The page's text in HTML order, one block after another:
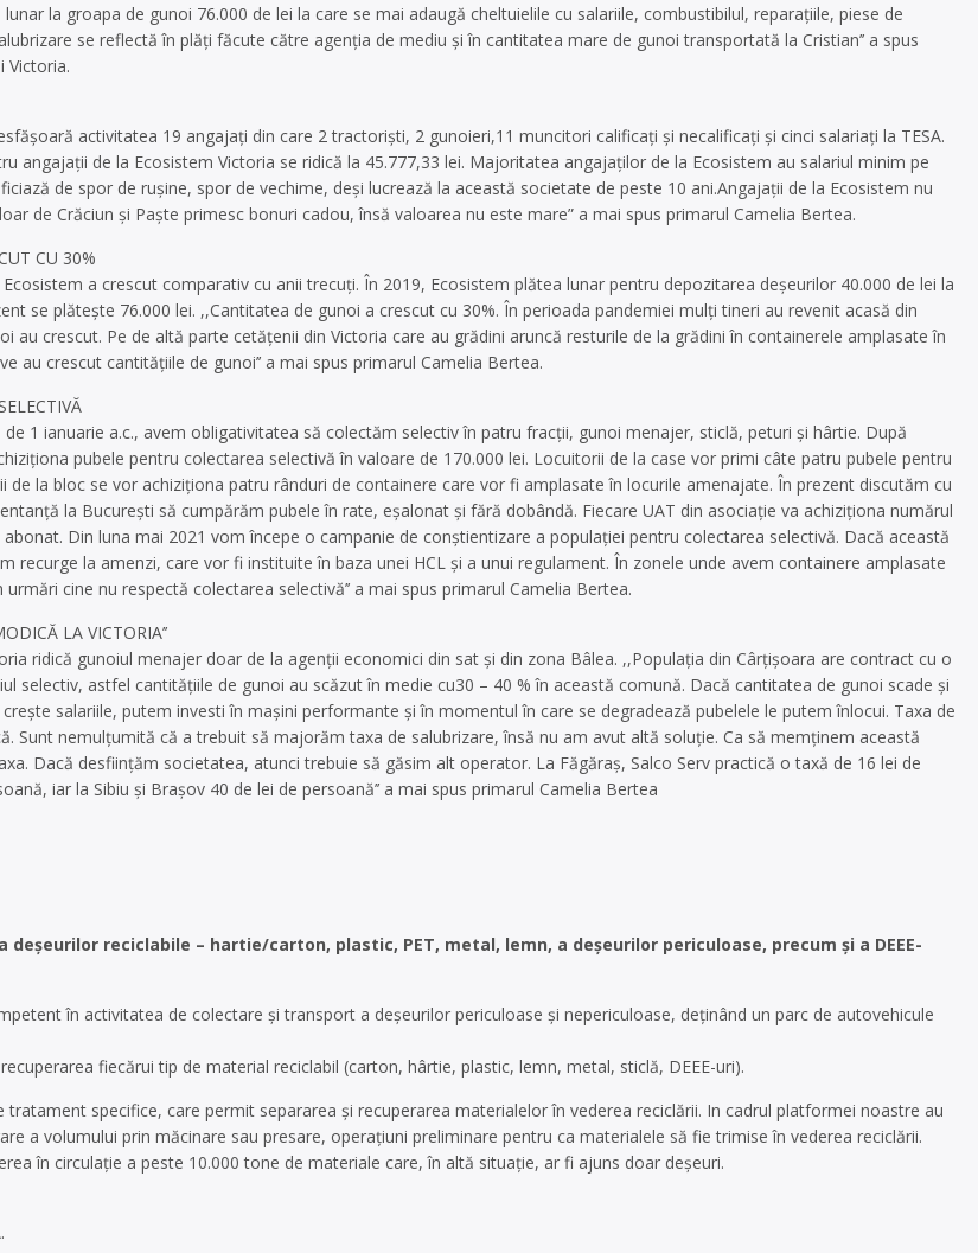
la groapa de gunoi 76.000 de lei la care se mai adaugă cheltuielile cu salariile, combustibilul, reparaţiile, piese de
se reflectă în plăţi făcute către agenţia de mediu şi în cantitatea mare de gunoi transportată la Cristian’’ a spus
Victoria.
activitatea 19 angajaţi din care 2 tractorişti, 2 gunoieri,11 muncitori calificaţi şi necalificaţi şi cinci salariaţi la TESA.
angajaţii de la Ecosistem Victoria se ridică la 45.777,33 lei. Majoritatea angajaţilor de la Ecosistem au salariul minim pe
de spor de ruşine, spor de vechime, deşi lucrează la această societate de peste 10 ani.Angajaţii de la Ecosistem nu
de Crăciun şi Paşte primesc bonuri cadou, însă valoarea nu este mare” a mai spus primarul Camelia Bertea.
CU 30%
a crescut comparativ cu anii trecuţi. În 2019, Ecosistem plătea lunar pentru depozitarea deşeurilor 40.000 de lei la
se plăteşte 76.000 lei. ,,Cantitatea de gunoi a crescut cu 30%. În perioada pandemiei mulţi tineri au revenit acasă din
au crescut. Pe de altă parte cetăţenii din Victoria care au grădini aruncă resturile de la grădini în containerele amplasate în
au crescut cantităţiile de gunoi’’ a mai spus primarul Camelia Bertea.
1 ianuarie a.c., avem obligativitatea să colectăm selectiv în patru fracţii, gunoi menajer, sticlă, peturi şi hârtie. După
pubele pentru colectarea selectivă în valoare de 170.000 lei. Locuitorii de la case vor primi câte patru pubele pentru
la bloc se vor achiziţiona patru rânduri de containere care vor fi amplasate în locurile amenajate. În prezent discutăm cu
la Bucureşti să cumpărăm pubele în rate, eşalonat şi fără dobândă. Fiecare UAT din asociaţie va achiziţiona numărul
Din luna mai 2021 vom începe o campanie de conştientizare a populaţiei pentru colectarea selectivă. Dacă această
recurge la amenzi, care vor fi instituite în baza unei HCL şi a unui regulament. În zonele unde avem containere amplasate
cine nu respectă colectarea selectivă’’ a mai spus primarul Camelia Bertea.
LA VICTORIA’’
ridică gunoiul menajer doar de la agenţii economici din sat şi din zona Bâlea. ,,Populaţia din Cârţişoara are contract cu o
selectiv, astfel cantităţiile de gunoi au scăzut în medie cu30 – 40 % în această comună. Dacă cantitatea de gunoi scade şi
salariile, putem investi în maşini performante şi în momentul în care se degradează pubelele le putem înlocui. Taxa de
Sunt nemulţumită că a trebuit să majorăm taxa de salubrizare, însă nu am avut altă soluţie. Ca să memţinem această
Dacă desfiinţăm societatea, atunci trebuie să găsim alt operator. La Făgăraş, Salco Serv practică o taxă de 16 lei de
iar la Sibiu şi Braşov 40 de lei de persoană’’ a mai spus primarul Camelia Bertea
deşeurilor reciclabile – hartie/carton, plastic, PET, metal, lemn, a deşeurilor periculoase, precum şi a DEEE-
în activitatea de colectare și transport a deșeurilor periculoase și nepericuloase, deținând un parc de autovehicule
fiecărui tip de material reciclabil (carton, hârtie, plastic, lemn, metal, sticlă, DEEE-uri).
specifice, care permit separarea și recuperarea materialelor în vederea reciclării. In cadrul platformei noastre au
a volumului prin măcinare sau presare, operațiuni preliminare pentru ca materialele să fie trimise în vederea reciclării.
în circulație a peste 10.000 tone de materiale care, în altă situație, ar fi ajuns doar deșeuri.